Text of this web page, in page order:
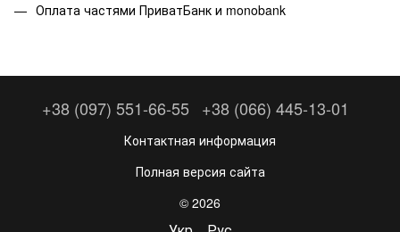
Оплата частями ПриватБанк и monobank
+38 (097) 551-66-55 +38 (066) 445-13-01
Контактная информация
Полная версия сайта
© 2026